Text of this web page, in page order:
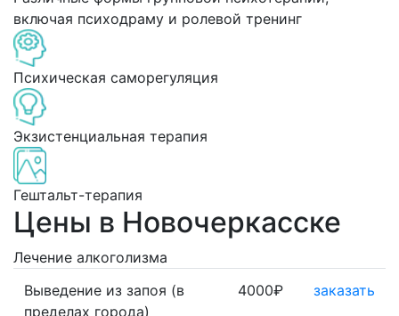
включая психодраму и ролевой тренинг
Психическая саморегуляция
Экзистенциальная терапия
Гештальт-терапия
Цены в Новочеркасске
Лечение алкоголизма
Выведение из запоя (в
пределах города)
4000₽ заказать